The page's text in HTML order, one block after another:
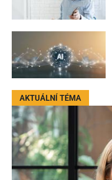
AKTUÁLNÍ TÉMA